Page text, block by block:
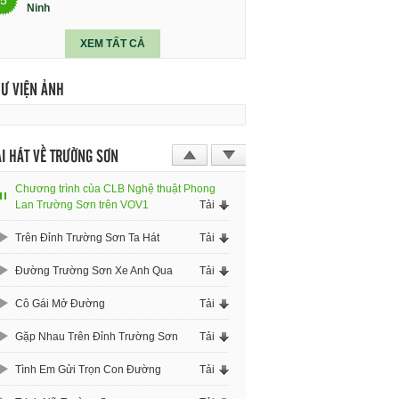
Ninh
XEM TẤT CẢ
VIỆN ẢNH
HÁT VỀ TRƯỜNG SƠN
Chương trình của CLB Nghệ thuật Phong
Lan Trường Sơn trên VOV1
Tải
Trên Đỉnh Trường Sơn Ta Hát Tải
Đường Trường Sơn Xe Anh Qua Tải
Cô Gái Mở Đường Tải
Gặp Nhau Trên Đỉnh Trường Sơn Tải
Tình Em Gửi Trọn Con Đường Tải